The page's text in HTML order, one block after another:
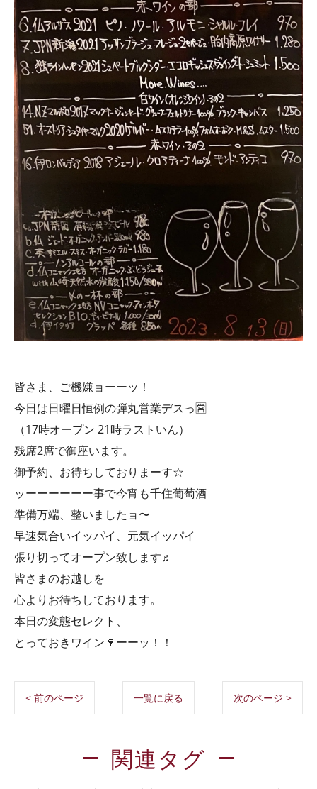
皆さま、ご機嫌ョーーッ！
今日は日曜日恒例の弾丸営業デスっ🈺
（17時オープン 21時ラストいん）
残席2席で御座います。
御予約、お待ちしておりまーす☆
ッーーーーーー事で今宵も千住葡萄酒
準備万端、整いましたョ〜
早速気合いイッパイ、元気イッパイ
張り切ってオープン致します♬
皆さまのお越しを
心よりお待ちしております。
本日の変態セレクト、
とっておきワイン🍷ーーッ！！
< 前のページ 一覧に戻る 次のページ >
関連タグ